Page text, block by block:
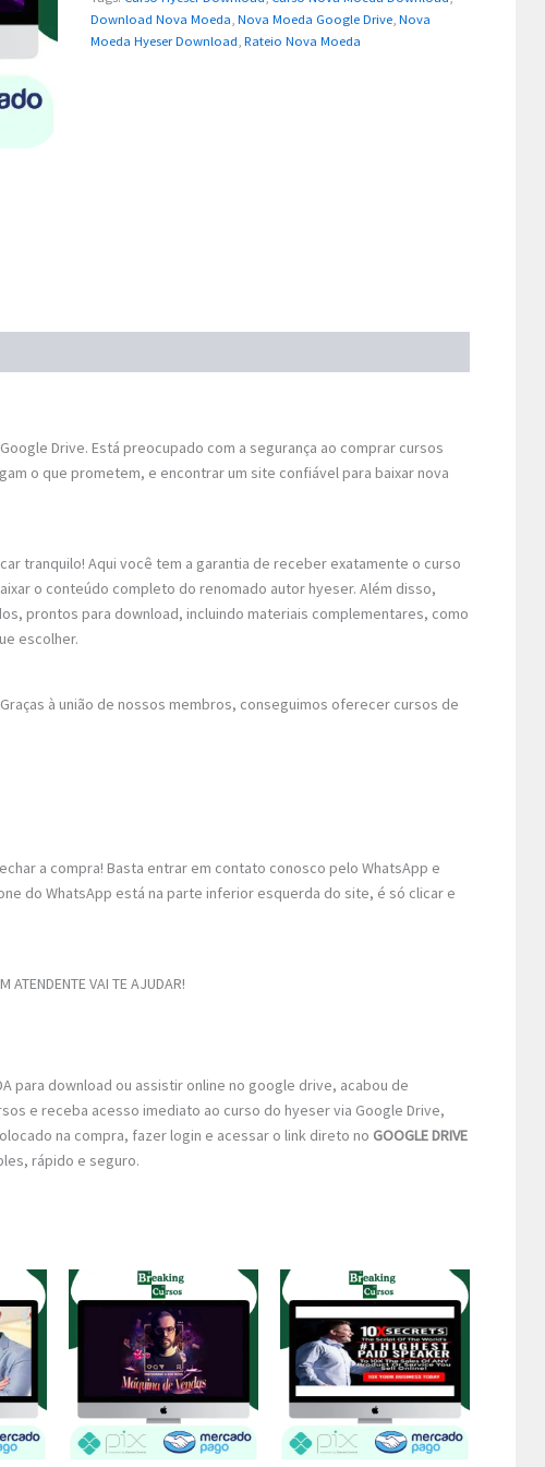
Download Nova Moeda,Nova Moeda Google Drive,Nova
Moeda Hyeser Download,Rateio Nova Moeda
Drive. Está preocupado com a segurança ao comprar cursos
o que prometem, e encontrar um site confiável para baixar nova
tranquilo! Aqui você tem a garantia de receber exatamente o curso
o conteúdo completo do renomado autor hyeser. Além disso,
prontos para download, incluindo materiais complementares, como
escolher.
à união de nossos membros, conseguimos oferecer cursos de
a compra! Basta entrar em contato conosco pelo WhatsApp e
do WhatsApp está na parte inferior esquerda do site, é só clicar e
ATENDENTE VAI TE AJUDAR!
para download ou assistir online no google drive, acabou de
e receba acesso imediato ao curso do hyeser via Google Drive,
na compra, fazer login e acessar o link direto no GOOGLE DRIVE
rápido e seguro.